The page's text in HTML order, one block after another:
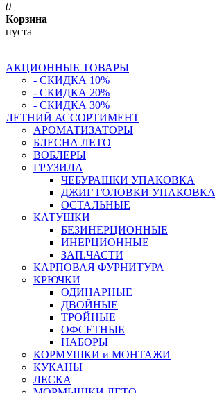
0
Корзина
пуста
АКЦИОННЫЕ ТОВАРЫ
- СКИДКА 10%
- СКИДКА 20%
- СКИДКА 30%
ЛЕТНИЙ АССОРТИМЕНТ
АРОМАТИЗАТОРЫ
БЛЕСНА ЛЕТО
ВОБЛЕРЫ
ГРУЗИЛА
ЧЕБУРАШКИ УПАКОВКА
ДЖИГ ГОЛОВКИ УПАКОВКА
ОСТАЛЬНЫЕ
КАТУШКИ
БЕЗИНЕРЦИОННЫЕ
ИНЕРЦИОННЫЕ
ЗАП.ЧАСТИ
КАРПОВАЯ ФУРНИТУРА
КРЮЧКИ
ОДИНАРНЫЕ
ДВОЙНЫЕ
ТРОЙНЫЕ
ОФСЕТНЫЕ
НАБОРЫ
КОРМУШКИ и МОНТАЖИ
КУКАНЫ
ЛЕСКА